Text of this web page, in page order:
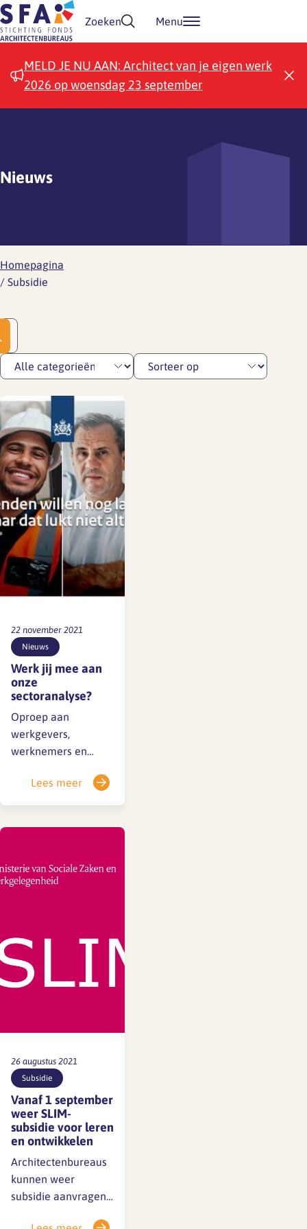
Doorgaan naar inhoud
Zoeken Menu
MELD JE NU AAN: Architect van je eigen werk
2026 op woensdag 23 september
Nieuws
Homepagina
/ Subsidie
22 november 2021
Nieuws
Werk jij mee aan
onze
sectoranalyse?
Oproep aan
werkgevers,
werknemers en
architectenbranche
Goed nieuws! SFA
een sectoranalyse in
de branche. Daar
hebben we extern
bureau CAOP
kunnen inschakelen,
om voor ons de
Lees meer
26 augustus 2021
Subsidie
Vanaf 1 september
weer SLIM-
subsidie voor leren
en ontwikkelen
Architectenbureaus
kunnen weer
subsidie aanvragen